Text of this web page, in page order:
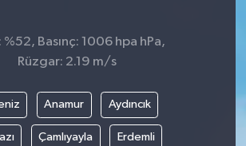
%52, Basınç: 1006 hpa hPa,
Rüzgar: 2.19 m/s
Anamur Aydıncık
Çamlıyayla Erdemli